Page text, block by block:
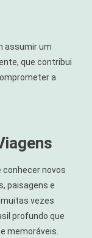
assumir um
que contribui
a
conhecer novos
paisagens e
vezes
profundo que
memoráveis.